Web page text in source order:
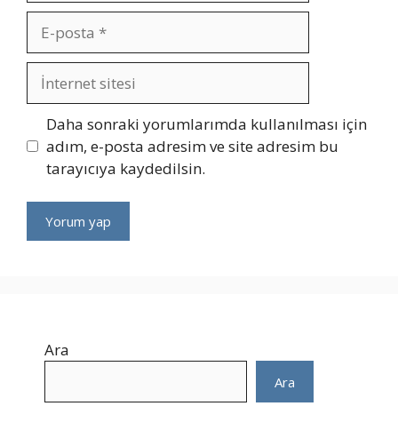
posta
İnternet
sitesi
Daha sonraki yorumlarımda kullanılması için
adım, e-posta adresim ve site adresim bu
tarayıcıya kaydedilsin.
Ara
Ara